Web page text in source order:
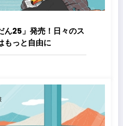
ん25」発売！日々のス
もっと自由に